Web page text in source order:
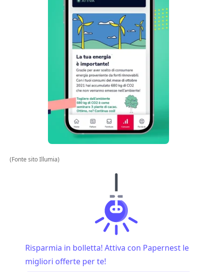
(Fonte sito Illumia)
Risparmia in bolletta! Attiva con Papernest le
migliori offerte per te!